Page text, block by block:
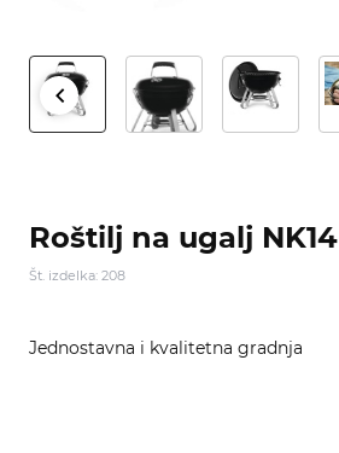
Roštilj na ugalj NK14
Št. izdelka: 208
Jednostavna i kvalitetna gradnja